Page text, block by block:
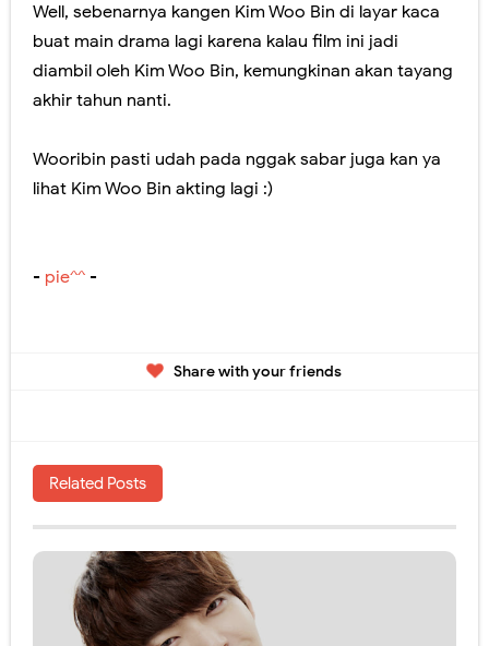
Well, sebenarnya kangen Kim Woo Bin di layar kaca
buat main drama lagi karena kalau film ini jadi
diambil oleh Kim Woo Bin, kemungkinan akan tayang
akhir tahun nanti.
Wooribin pasti udah pada nggak sabar juga kan ya
lihat Kim Woo Bin akting lagi :)
- pie^^ -
Share with your friends
Related Posts